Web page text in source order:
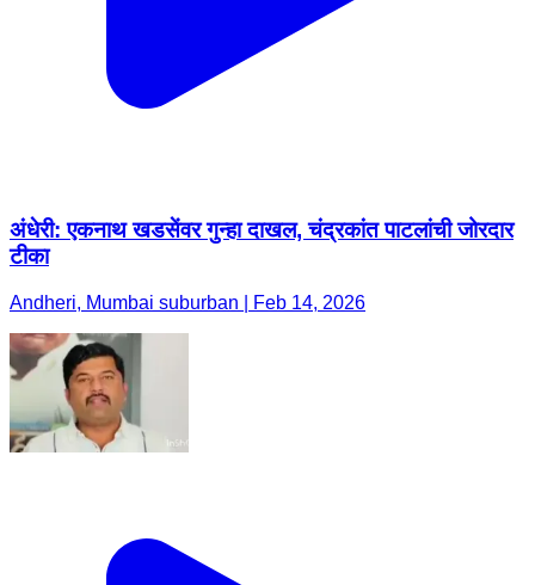
अंधेरी: एकनाथ खडसेंवर गुन्हा दाखल, चंद्रकांत पाटलांची जोरदार
टीका
Andheri, Mumbai suburban | Feb 14, 2026